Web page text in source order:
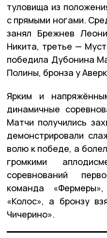
туловища из
с прямыми ногами.
занял Брежнев
Никита, третье —
победила Дубонина
Полины, бронза у
Ярким и
динамичные
Матчи получились
демонстрировали
волю к победе, а
громкими
соревнований
команда
«Колос», а бронзу
Чичерино».